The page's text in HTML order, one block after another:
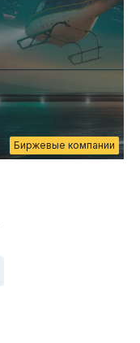
Биржевые компании